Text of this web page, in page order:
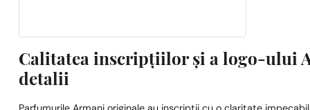
Calitatea inscripțiilor și a logo-ului
detalii